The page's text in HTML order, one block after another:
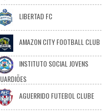
LIBERTAD FC
AMAZON CITY FOOTBALL CLUB
INSTITUTO SOCIAL JOVENS
AGUERRIDO FUTEBOL CLUBE